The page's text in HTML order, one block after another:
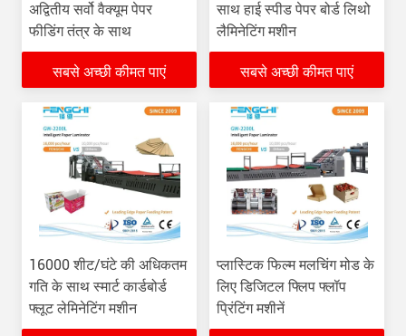
अद्वितीय सर्वो वैक्यूम पेपर
फीडिंग तंत्र के साथ
सबसे अच्छी कीमत पाएं
साथ हाई स्पीड पेपर बोर्ड लिथो
लैमिनेटिंग मशीन
सबसे अच्छी कीमत पाएं
16000 शीट/घंटे की अधिकतम
गति के साथ स्मार्ट कार्डबोर्ड
फ्लूट लेमिनेटिंग मशीन
प्लास्टिक फिल्म मलचिंग मोड के
लिए डिजिटल फ्लिप फ्लॉप
प्रिंटिंग मशीनें